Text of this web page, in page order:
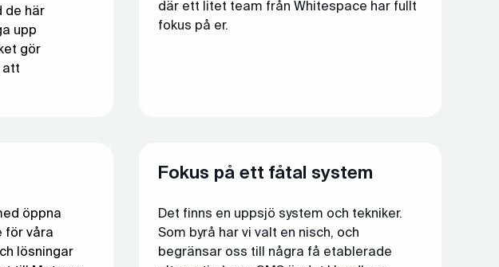
de här
upp
gör
att
där ett litet team från Whitespace har fullt
fokus på er.
öppna
för våra
lösningar
Fokus på ett fåtal system
Det finns en uppsjö system och tekniker.
Som byrå har vi valt en nisch, och
begränsar oss till några få etablerade